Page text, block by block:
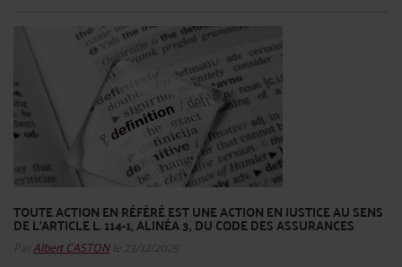
TOUTE ACTION EN RÉFÉRÉ EST UNE ACTION EN JUSTICE AU SENS
DE L'ARTICLE L. 114-1, ALINÉA 3, DU CODE DES ASSURANCES
ParAlbert CASTONle 23/12/2025